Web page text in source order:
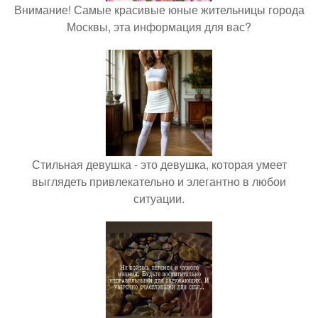
Внимание! Самые красивые юные жительницы города
Москвы, эта информация для вас?
Стильная девушка - это девушка, которая умеет
выглядеть привлекательно и элегантно в любои
ситуации.